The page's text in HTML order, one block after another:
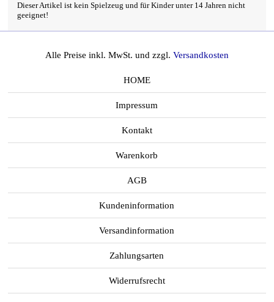
Dieser Artikel ist kein Spielzeug und für Kinder unter 14 Jahren nicht
geeignet!
Alle Preise inkl. MwSt. und zzgl. Versandkosten
HOME
Impressum
Kontakt
Warenkorb
AGB
Kundeninformation
Versandinformation
Zahlungsarten
Widerrufsrecht